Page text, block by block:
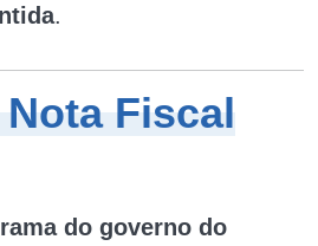
.
Fiscal
do governo do